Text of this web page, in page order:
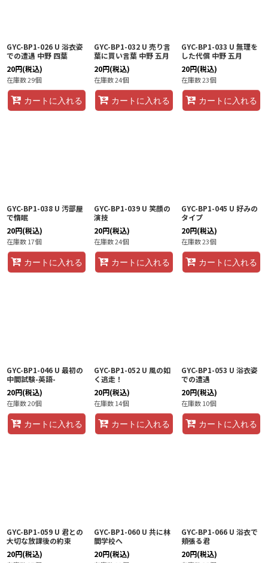
GYC-BP1-026 U 浴衣姿
での遭遇 中野 四葉
20円(税込)
在庫数 29個
カートに入れる
GYC-BP1-032 U 売り言
葉に買い言葉 中野 五月
20円(税込)
在庫数 24個
カートに入れる
GYC-BP1-033 U 無理を
した代償 中野 五月
20円(税込)
在庫数 23個
カートに入れる
GYC-BP1-038 U 汚部屋
で惰眠
20円(税込)
在庫数 17個
カートに入れる
GYC-BP1-039 U 笑顔の
演技
20円(税込)
在庫数 24個
カートに入れる
GYC-BP1-045 U 好みの
タイプ
20円(税込)
在庫数 23個
カートに入れる
GYC-BP1-046 U 最初の
中間試験-英語-
20円(税込)
在庫数 20個
カートに入れる
GYC-BP1-052 U 風の如
く逃走！
20円(税込)
在庫数 14個
カートに入れる
GYC-BP1-053 U 浴衣姿
での遭遇
20円(税込)
在庫数 10個
カートに入れる
GYC-BP1-059 U 君との
大切な放課後の約束
20円(税込)
GYC-BP1-060 U 共に林
間学校へ
20円(税込)
GYC-BP1-066 U 浴衣で
頬張る君
20円(税込)